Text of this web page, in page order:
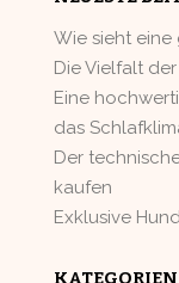
Wie sieht eine
Die Vielfalt
Eine
das
Der
kaufen
Exklusive
KATEGORIEN